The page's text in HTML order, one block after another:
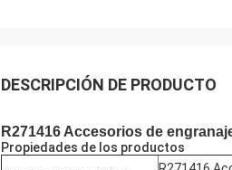
DESCRIPCIÓN DE PRODUCTO
R271416 Accesorios de
Propiedades de los productos